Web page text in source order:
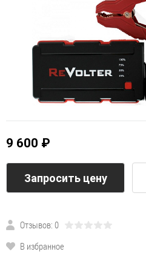
9 600 ₽
Запросить цену
Отзывов: 0
В избранное